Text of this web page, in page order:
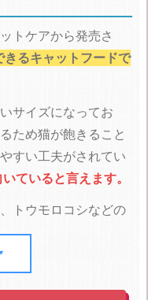
トケアから発売さ
きるキャットフードで
サイズになってお
ため猫が飽きること
すい工夫がされてい
ていると言えます。
トウモロコシなどの
化しずらく、内臓に